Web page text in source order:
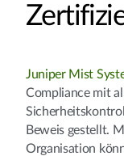
Juniper Mist
Compliance mit
Beweis gestellt.
Organisation